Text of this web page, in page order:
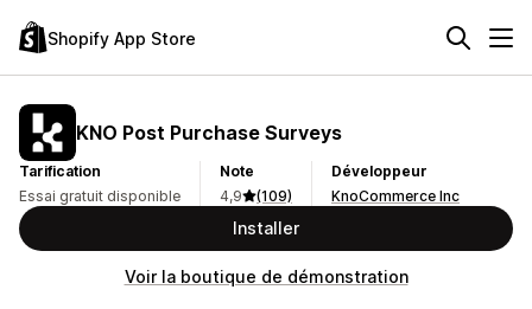
Shopify App Store
KNO Post Purchase Surveys
Tarification
Essai gratuit disponible
Note
4,9
(109)
Développeur
KnoCommerce Inc
Installer
Voir la boutique de démonstration